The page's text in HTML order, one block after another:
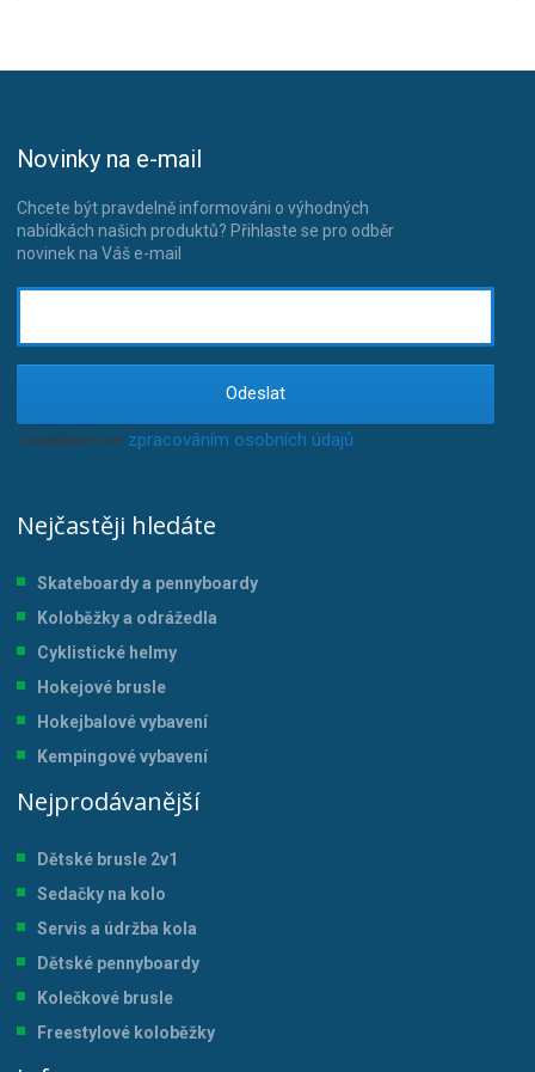
Novinky na e-mail
Chcete být pravdelně informováni o výhodných
nabídkách našich produktů? Přihlaste se pro odběr
novinek na Váš e-mail
Odeslat
Souhlasím se zpracováním osobních údajů
Nejčastěji hledáte
Skateboardy a pennyboardy
Koloběžky a odrážedla
Cyklistické helmy
Hokejové brusle
Hokejbalové vybavení
Kempingové vybavení
Nejprodávanější
Dětské brusle 2v1
Sedačky na kolo
Servis a údržba kola
Dětské pennyboardy
Kolečkové brusle
Freestylové koloběžky